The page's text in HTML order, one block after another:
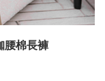
腰棉長褲